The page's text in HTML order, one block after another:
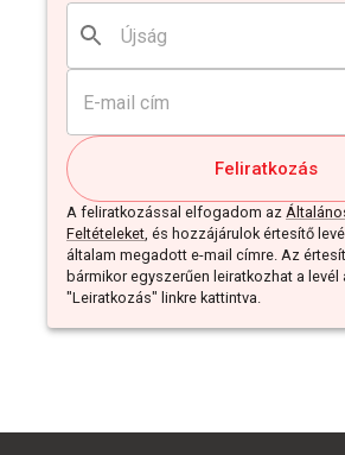
Feliratkozás
A feliratkozással elfogadom az
Feltételeket, és hozzájárulok értesítő
általam megadott e-mail címre. Az
bármikor egyszerűen leiratkozhat a levél
"Leiratkozás" linkre kattintva.